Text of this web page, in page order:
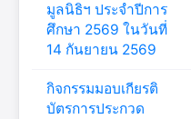
มูลนิธิฯ ประจำปีการ
ศึกษา 2569 ในวันที่
14 กันยายน 2569
กิจกรรมมอบเกียรติ
บัตรการประกวด